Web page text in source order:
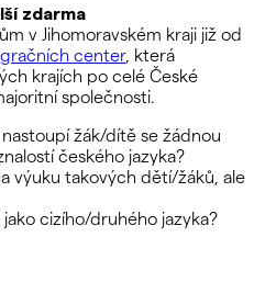
zdarma
v Jihomoravském kraji již od
center, která
krajích po celé České
společnosti.
žák/dítě se žádnou
českého jazyka?
výuku takových dětí/žáků, ale
cizího/druhého jazyka?